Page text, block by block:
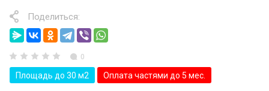
Поделиться:
0
Площадь до 30 м2 Оплата частями до 5 мес.